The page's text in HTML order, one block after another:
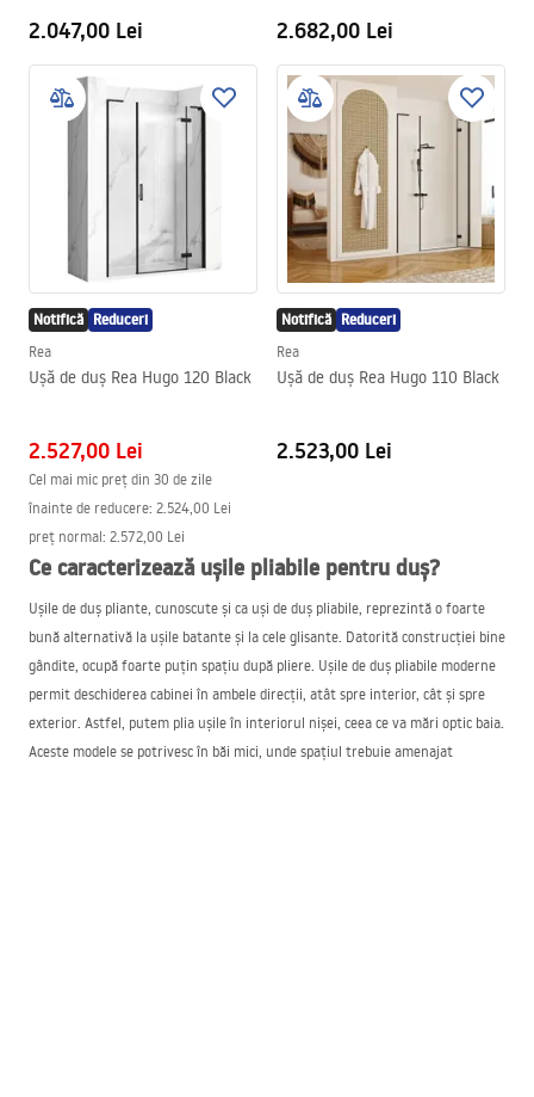
2.047,00 Lei 2.682,00 Lei
Notifică Reduceri
Rea
Ușă de duș Rea Hugo 120 Black
2.527,00 Lei
Cel mai mic preț din 30 de zile
înainte de reducere: 2.524,00 Lei
preț normal: 2.572,00 Lei
Notifică Reduceri
Rea
Ușă de duș Rea Hugo 110 Black
2.523,00 Lei
Ce caracterizează ușile pliabile pentru duș?
Ușile de duș pliante, cunoscute și ca uși de duș pliabile, reprezintă o foarte
bună alternativă la ușile batante și la cele glisante. Datorită construcției bine
gândite, ocupă foarte puțin spațiu după pliere. Ușile de duș pliabile moderne
permit deschiderea cabinei în ambele direcții, atât spre interior, cât și spre
exterior. Astfel, putem plia ușile în interiorul nișei, ceea ce va mări optic baia.
Aceste modele se potrivesc în băi mici, unde spațiul trebuie amenajat